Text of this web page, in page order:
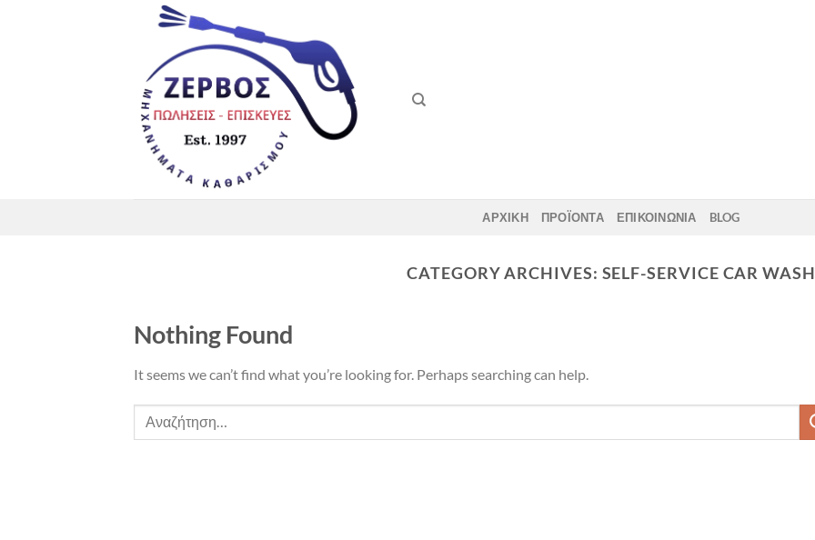
ΑΡΧΙΚΗ ΠΡΟΪΟΝΤΑ ΕΠΙΚΟΙΝΩΝΙΑ BLOG
CATEGORY ARCHIVES: SELF-SERVICE CAR WASH
Nothing Found
It seems we can’t find what you’re looking for. Perhaps searching can help.